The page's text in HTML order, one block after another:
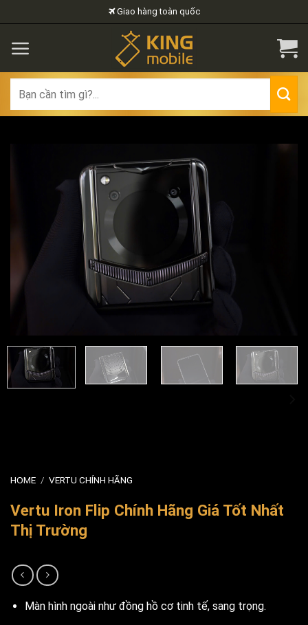
to
content
Giao hàng toàn quốc
for:
HOME / VERTU CHÍNH HÃNG
Vertu Iron Flip Chính Hãng Giá Tốt Nhất
Thị Trường
Màn hình ngoài như đồng hồ cơ tinh tế, sang trọng.